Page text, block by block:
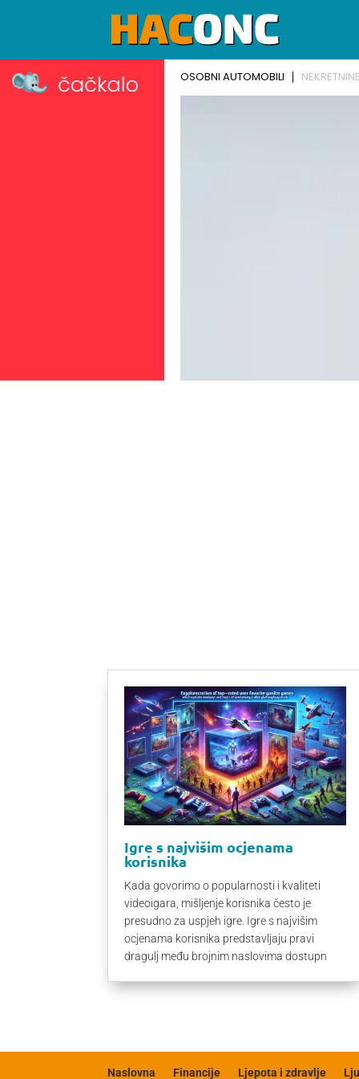
Igre s najvišim ocjenama
korisnika
Kada govorimo o popularnosti i kvaliteti
videoigara, mišljenje korisnika često je
presudno za uspjeh igre. Igre s najvišim
ocjenama korisnika predstavljaju pravi
dragulj među brojnim naslovima dostupn
Naslovna Financije Ljepota i zdravlje